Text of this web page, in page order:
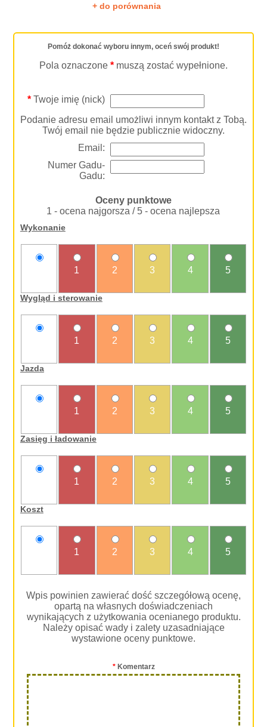
+ do porównania
Pomóż dokonać wyboru innym, oceń swój produkt!
Pola oznaczone * muszą zostać wypełnione.
*Twoje imię (nick)
Podanie adresu email umożliwi innym kontakt z Tobą.
Twój email nie będzie publicznie widoczny.
Email:
Numer Gadu-
Gadu:
Oceny punktowe
1 - ocena najgorsza / 5 - ocena najlepsza
Wykonanie
1 2 3 4 5
Wygląd i sterowanie
1 2 3 4 5
Jazda
1 2 3 4 5
Zasięg i ładowanie
1 2 3 4 5
Koszt
1 2 3 4 5
Wpis powinien zawierać dość szczegółową ocenę,
opartą na własnych doświadczeniach
wynikających z użytkowania ocenianego produktu.
Należy opisać wady i zalety uzasadniające
wystawione oceny punktowe.
*Komentarz